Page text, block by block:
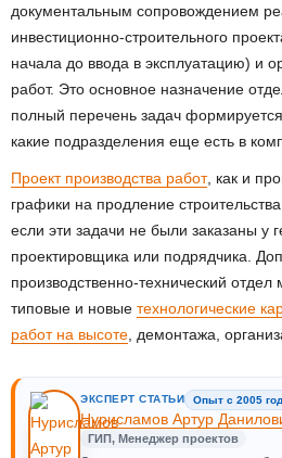
документальным сопровождением
инвестиционно-строительного
начала до ввода в эксплуатацию) и
работ. Это основное назначение
полный перечень задач формируется
какие подразделения еще есть в
Проект производства работ, как и
графики на продление
если эти задачи не были заказаны у
проектировщика или подрядчика.
производственно-технический отдел
типовые и новые технологические
работ на высоте , демонтажа,
ЭКСПЕРТ СТАТЬИ Опыт с 2005
Нурисламов Артур
ГИП, Менеджер проектов